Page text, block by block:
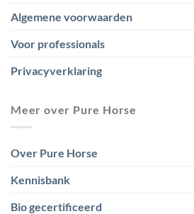
Algemene voorwaarden
Voor professionals
Privacyverklaring
Meer over Pure Horse
Over Pure Horse
Kennisbank
Bio gecertificeerd